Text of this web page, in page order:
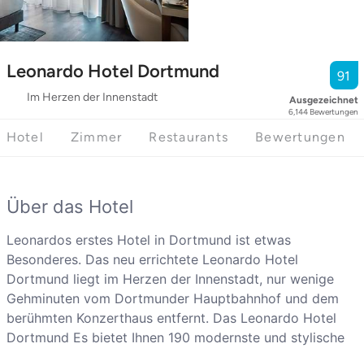
Leonardo Hotel Dortmund
Im Herzen der Innenstadt
91
Ausgezeichnet
6,144 Bewertungen
Hotel Zimmer Restaurants Bewertungen
Über das Hotel
Leonardos erstes Hotel in Dortmund ist etwas
Besonderes. Das neu errichtete Leonardo Hotel
Dortmund liegt im Herzen der Innenstadt, nur wenige
Gehminuten vom Dortmunder Hauptbahnhof und dem
berühmten Konzerthaus entfernt. Das Leonardo Hotel
Dortmund Es bietet Ihnen 190 modernste und stylische